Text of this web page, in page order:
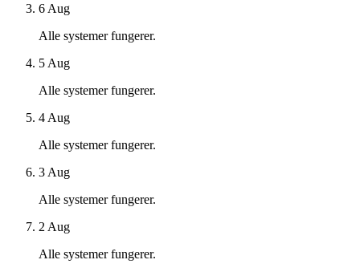
6 Aug
Alle systemer fungerer.
5 Aug
Alle systemer fungerer.
4 Aug
Alle systemer fungerer.
3 Aug
Alle systemer fungerer.
2 Aug
Alle systemer fungerer.